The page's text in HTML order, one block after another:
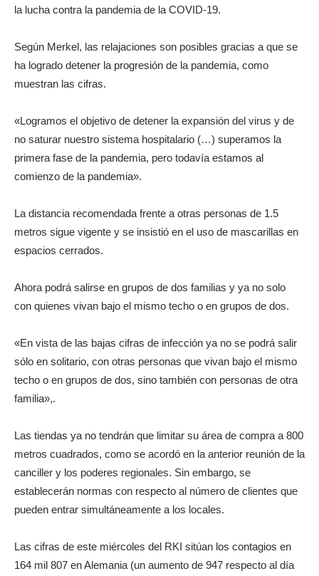
la lucha contra la pandemia de la COVID-19.
Según Merkel, las relajaciones son posibles gracias a que se
ha logrado detener la progresión de la pandemia, como
muestran las cifras.
«Logramos el objetivo de detener la expansión del virus y de
no saturar nuestro sistema hospitalario (…) superamos la
primera fase de la pandemia, pero todavía estamos al
comienzo de la pandemia».
La distancia recomendada frente a otras personas de 1.5
metros sigue vigente y se insistió en el uso de mascarillas en
espacios cerrados.
Ahora podrá salirse en grupos de dos familias y ya no solo
con quienes vivan bajo el mismo techo o en grupos de dos.
«En vista de las bajas cifras de infección ya no se podrá salir
sólo en solitario, con otras personas que vivan bajo el mismo
techo o en grupos de dos, sino también con personas de otra
familia»,.
Las tiendas ya no tendrán que limitar su área de compra a 800
metros cuadrados, como se acordó en la anterior reunión de la
canciller y los poderes regionales. Sin embargo, se
establecerán normas con respecto al número de clientes que
pueden entrar simultáneamente a los locales.
Las cifras de este miércoles del RKI sitúan los contagios en
164 mil 807 en Alemania (un aumento de 947 respecto al día